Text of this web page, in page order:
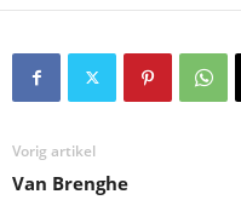
Vorig artikel
Van Brenghe